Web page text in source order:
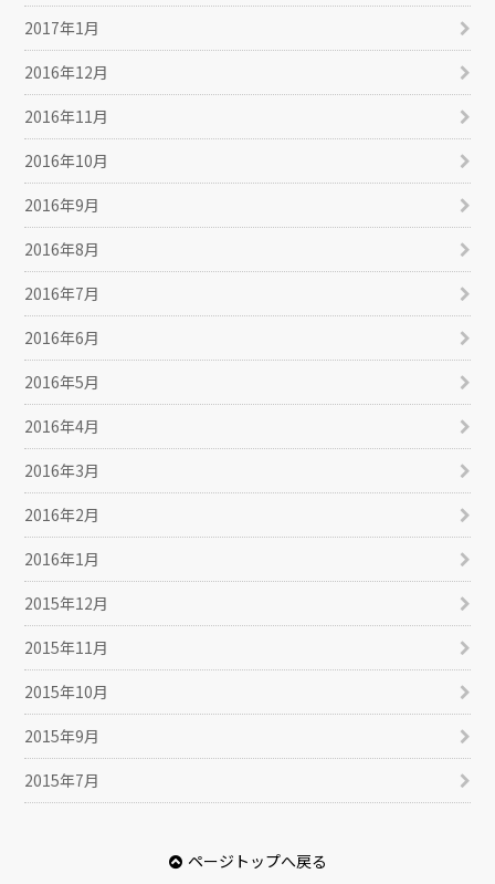
2017年1月
2016年12月
2016年11月
2016年10月
2016年9月
2016年8月
2016年7月
2016年6月
2016年5月
2016年4月
2016年3月
2016年2月
2016年1月
2015年12月
2015年11月
2015年10月
2015年9月
2015年7月
ページトップへ戻る